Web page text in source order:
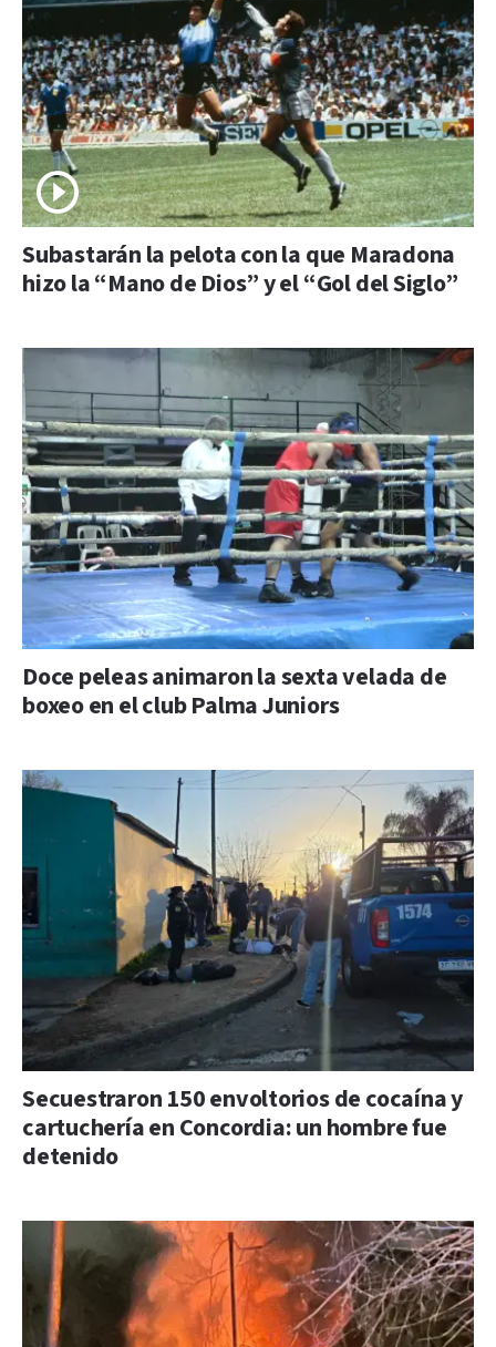
Subastarán la pelota con la que Maradona
hizo la “Mano de Dios” y el “Gol del Siglo”
Doce peleas animaron la sexta velada de
boxeo en el club Palma Juniors
Secuestraron 150 envoltorios de cocaína y
cartuchería en Concordia: un hombre fue
detenido